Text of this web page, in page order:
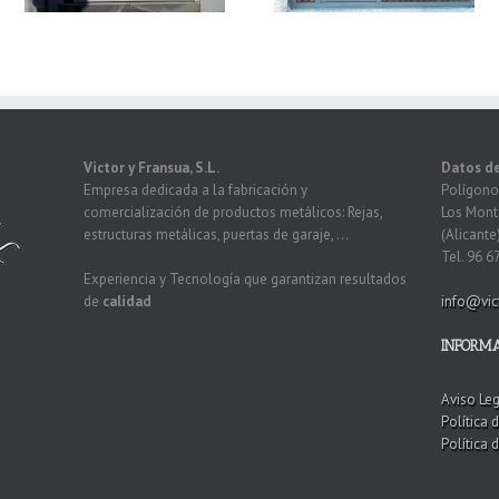
Victor y Fransua, S.L.
Empresa dedicada a la fabricación y
comercialización de productos metálicos: Rejas,
estructuras metálicas, puertas de garaje, ...
Experiencia y Tecnología que garantizan resultados
de calidad
Datos
Los
Tel. 96
Aviso
Política
Política